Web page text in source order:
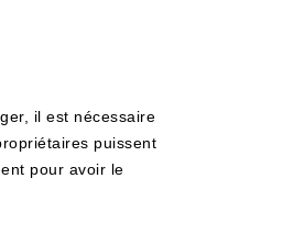
il est nécessaire
puissent
pour avoir le